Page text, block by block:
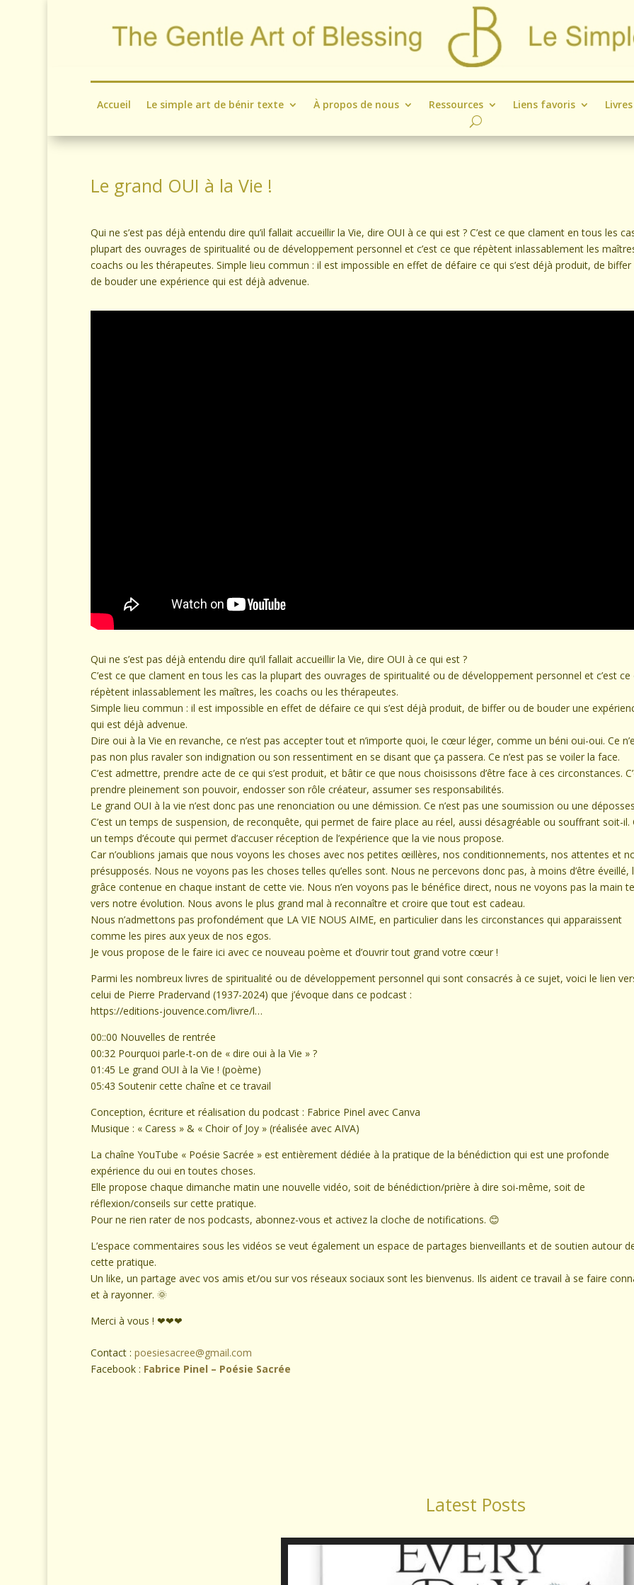
Accueil Le simple art de bénir texte À propos de nous Ressources Liens favoris Livres
Le grand OUI à la Vie !
Qui ne s’est pas déjà entendu dire qu’il fallait accueillir la Vie, dire OUI à ce qui est ? C’est ce que clament en tous les
plupart des ouvrages de spiritualité ou de développement personnel et c’est ce que répètent inlassablement les
coachs ou les thérapeutes. Simple lieu commun : il est impossible en effet de défaire ce qui s’est déjà produit, de biffer
de bouder une expérience qui est déjà advenue.
Qui ne s’est pas déjà entendu dire qu’il fallait accueillir la Vie, dire OUI à ce qui est ?
C’est ce que clament en tous les cas la plupart des ouvrages de spiritualité ou de développement personnel et c’est ce
répètent inlassablement les maîtres, les coachs ou les thérapeutes.
Simple lieu commun : il est impossible en effet de défaire ce qui s’est déjà produit, de biffer ou de bouder une
qui est déjà advenue.
Dire oui à la Vie en revanche, ce n’est pas accepter tout et n’importe quoi, le cœur léger, comme un béni oui-oui. Ce
pas non plus ravaler son indignation ou son ressentiment en se disant que ça passera. Ce n’est pas se voiler la face.
C’est admettre, prendre acte de ce qui s’est produit, et bâtir ce que nous choisissons d’être face à ces circonstances.
prendre pleinement son pouvoir, endosser son rôle créateur, assumer ses responsabilités.
Le grand OUI à la vie n’est donc pas une renonciation ou une démission. Ce n’est pas une soumission ou une
C’est un temps de suspension, de reconquête, qui permet de faire place au réel, aussi désagréable ou souffrant soit-il.
un temps d’écoute qui permet d’accuser réception de l’expérience que la vie nous propose.
Car n’oublions jamais que nous voyons les choses avec nos petites œillères, nos conditionnements, nos attentes et
présupposés. Nous ne voyons pas les choses telles qu’elles sont. Nous ne percevons donc pas, à moins d’être éveillé,
grâce contenue en chaque instant de cette vie. Nous n’en voyons pas le bénéfice direct, nous ne voyons pas la main
vers notre évolution. Nous avons le plus grand mal à reconnaître et croire que tout est cadeau.
Nous n’admettons pas profondément que LA VIE NOUS AIME, en particulier dans les circonstances qui apparaissent
comme les pires aux yeux de nos egos.
Je vous propose de le faire ici avec ce nouveau poème et d’ouvrir tout grand votre cœur !
Parmi les nombreux livres de spiritualité ou de développement personnel qui sont consacrés à ce sujet, voici le lien
celui de Pierre Pradervand (1937-2024) que j’évoque dans ce podcast :
https://editions-jouvence.com/livre/l…
00::00 Nouvelles de rentrée
00:32 Pourquoi parle-t-on de « dire oui à la Vie » ?
01:45 Le grand OUI à la Vie ! (poème)
05:43 Soutenir cette chaîne et ce travail
Conception, écriture et réalisation du podcast : Fabrice Pinel avec Canva
Musique : « Caress » & « Choir of Joy » (réalisée avec AIVA)
La chaîne YouTube « Poésie Sacrée » est entièrement dédiée à la pratique de la bénédiction qui est une profonde
expérience du oui en toutes choses.
Elle propose chaque dimanche matin une nouvelle vidéo, soit de bénédiction/prière à dire soi-même, soit de
réflexion/conseils sur cette pratique.
Pour ne rien rater de nos podcasts, abonnez-vous et activez la cloche de notifications. 😊
L’espace commentaires sous les vidéos se veut également un espace de partages bienveillants et de soutien autour
cette pratique.
Un like, un partage avec vos amis et/ou sur vos réseaux sociaux sont les bienvenus. Ils aident ce travail à se faire
et à rayonner. 🌞
Merci à vous ! ❤❤❤
Contact : poesiesacree@gmail.com
Facebook : Fabrice Pinel – Poésie Sacrée
Latest Posts